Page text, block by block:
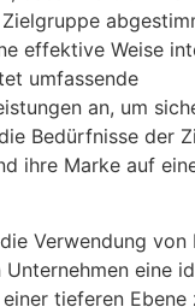
effektive Weise
umfassende
an, um
Bedürfnisse der
ihre Marke auf
Verwendung von
Unternehmen eine
tieferen